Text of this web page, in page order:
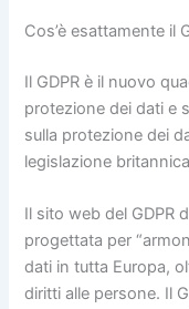
Cos’è esattamente il
Il GDPR è il nuovo
protezione dei dati e
sulla protezione dei
legislazione
Il sito web del GDPR
progettata per
dati in tutta Europa,
diritti alle persone. Il